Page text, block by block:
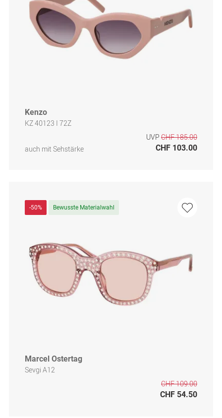
Kenzo
KZ 40123 I 72Z
auch mit Sehstärke
UVP CHF 185.00
CHF 103.00
-50% Bewusste Materialwahl
Marcel Ostertag
Sevgi A12
CHF 109.00
CHF 54.50